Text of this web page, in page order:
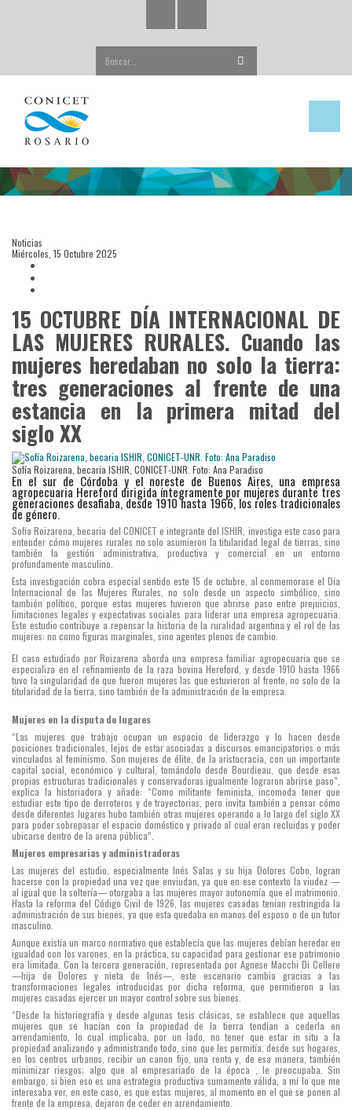
Noticias
Miércoles, 15 Octubre 2025
15 OCTUBRE DÍA INTERNACIONAL DE
LAS MUJERES RURALES. Cuando las
mujeres heredaban no solo la tierra:
tres generaciones al frente de una
estancia en la primera mitad del
siglo XX
Sofía Roizarena, becaria ISHIR, CONICET-UNR. Foto: Ana Paradiso
En el sur de Córdoba y el noreste de Buenos Aires, una empresa
agropecuaria Hereford dirigida íntegramente por mujeres durante tres
generaciones desafiaba, desde 1910 hasta 1966, los roles tradicionales
de género.
Sofía Roizarena, becaria del CONICET e integrante del ISHIR, investiga este caso para
entender cómo mujeres rurales no solo asumieron la titularidad legal de tierras, sino
también la gestión administrativa, productiva y comercial en un entorno
profundamente masculino.
Esta investigación cobra especial sentido este 15 de octubre, al conmemorase el Día
Internacional de las Mujeres Rurales, no solo desde un aspecto simbólico, sino
también político, porque estas mujeres tuvieron que abrirse paso entre prejuicios,
limitaciones legales y expectativas sociales para liderar una empresa agropecuaria.
Este estudio contribuye a repensar la historia de la ruralidad argentina y el rol de las
mujeres: no como figuras marginales, sino agentes plenos de cambio.
El caso estudiado por Roizarena aborda una empresa familiar agropecuaria que se
especializa en el refinamiento de la raza bovina Hereford, y desde 1910 hasta 1966
tuvo la singularidad de que fueron mujeres las que estuvieron al frente, no solo de la
titularidad de la tierra, sino también de la administración de la empresa.
Mujeres en la disputa de lugares
“Las mujeres que trabajo ocupan un espacio de liderazgo y lo hacen desde
posiciones tradicionales, lejos de estar asociadas a discursos emancipatorios o más
vinculados al feminismo. Son mujeres de élite, de la aristocracia, con un importante
capital social, económico y cultural, tomándolo desde Bourdieau, que desde esas
propias estructuras tradicionales y conservadoras igualmente lograron abrirse paso”,
explica la historiadora y añade: “Como militante feminista, incomoda tener que
estudiar este tipo de derroteros y de trayectorias, pero invita también a pensar cómo
desde diferentes lugares hubo también otras mujeres operando a lo largo del siglo XX
para poder sobrepasar el espacio doméstico y privado al cual eran recluidas y poder
ubicarse dentro de la arena pública”.
Mujeres empresarias y administradoras
Las mujeres del estudio, especialmente Inés Salas y su hija Dolores Cobo, logran
hacerse con la propiedad una vez que enviudan, ya que en ese contexto la viudez —
al igual que la soltería— otorgaba a las mujeres mayor autonomía que el matrimonio.
Hasta la reforma del Código Civil de 1926, las mujeres casadas tenían restringida la
administración de sus bienes, ya que esta quedaba en manos del esposo o de un tutor
masculino.
Aunque existía un marco normativo que establecía que las mujeres debían heredar en
igualdad con los varones, en la práctica, su capacidad para gestionar ese patrimonio
era limitada. Con la tercera generación, representada por Agnese Macchi Di Cellere
—hija de Dolores y nieta de Inés—, este escenario cambia gracias a las
transformaciones legales introducidas por dicha reforma, que permitieron a las
mujeres casadas ejercer un mayor control sobre sus bienes.
“Desde la historiografía y desde algunas tesis clásicas, se establece que aquellas
mujeres que se hacían con la propiedad de la tierra tendían a cederla en
arrendamiento, lo cual implicaba, por un lado, no tener que estar in situ a la
propiedad analizando y administrando todo, sino que les permitía, desde sus hogares,
en los centros urbanos, recibir un canon fijo, una renta y, de esa manera, también
minimizar riesgos; algo que al empresariado de la época , le preocupaba. Sin
embargo, si bien eso es una estrategia productiva sumamente válida, a mí lo que me
interesaba ver, en este caso, es que estas mujeres, al momento en el que se ponen al
frente de la empresa, dejaron de ceder en arrendamiento.